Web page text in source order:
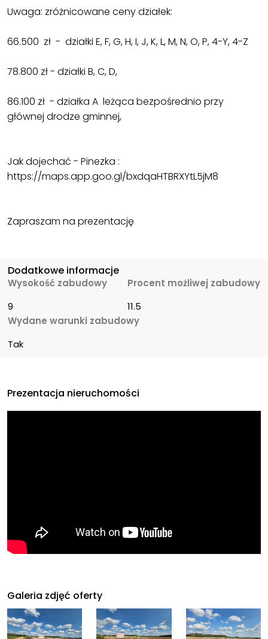
Uwaga: zróżnicowane ceny działek:
66.500 zł - działki E, F, G, H, I, J, K, L, M, N, O, P, 4-Y, 4-Z
78.800 zł - działki B, C, D,
86.100 zł - działka A leżąca bezpośrednio przy
głównej drodze gminnej,
Jak dojechać - Pinezka :
https://maps.app.goo.gl/bxdqaHTBRXYtL5jM8
Zapraszam na prezentację
Dodatkowe informacje
Wysokość zabudowy
9
Procent możliwej zabudowy
11.5
Wydane warunki zabudowy
Tak
Prezentacja nieruchomości
Galeria zdjęć oferty